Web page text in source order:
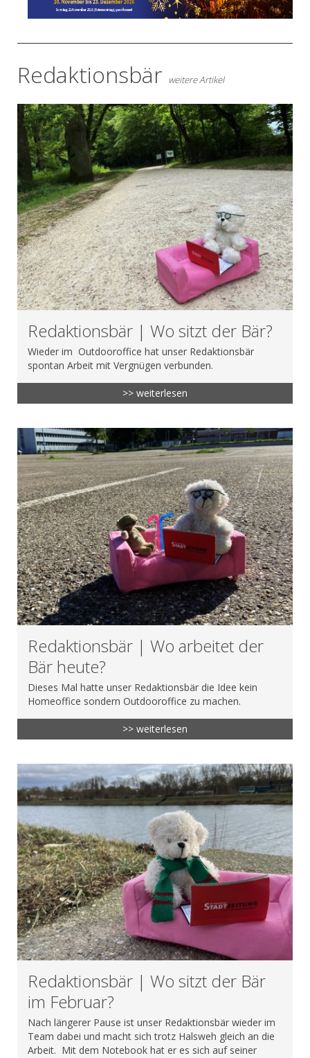
Redaktionsbär weitere Artikel
Redaktionsbär | Wo sitzt der Bär?
Wieder im Outdooroffice hat unser Redaktionsbär
spontan Arbeit mit Vergnügen verbunden.
>> weiterlesen
Redaktionsbär | Wo arbeitet der
Bär heute?
Dieses Mal hatte unser Redaktionsbär die Idee kein
Homeoffice sondern Outdooroffice zu machen.
>> weiterlesen
Redaktionsbär | Wo sitzt der Bär
im Februar?
Nach längerer Pause ist unser Redaktionsbär wieder im
Team dabei und macht sich trotz Halsweh gleich an die
Arbeit. Mit dem Notebook hat er es sich auf seiner